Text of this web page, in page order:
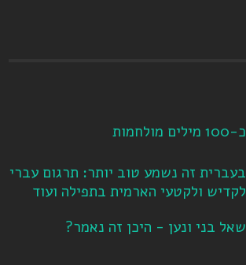
כ-100 מילים מולחמות
בעברית זה נשמע טוב יותר: תרגום עברי
לקדיש ולקטעי הארמית בתפילה ועוד
שאל בני ונען - היכן זה נאמר?